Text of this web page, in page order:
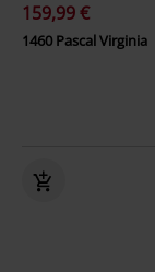
159,99 €
1460 Pascal Virginia